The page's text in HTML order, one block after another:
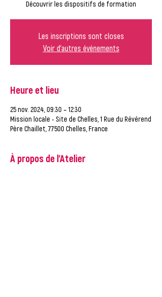
Découvrir les dispositifs de formation
Les inscriptions sont closes
Voir d'autres événements
Heure et lieu
25 nov. 2024, 09:30 – 12:30
Mission locale - Site de Chelles, 1 Rue du Révérend
Père Chaillet, 77500 Chelles, France
À propos de l'Atelier